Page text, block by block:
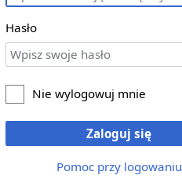
Hasło
Nie wylogowuj mnie
Zaloguj się
Pomoc przy logowaniu